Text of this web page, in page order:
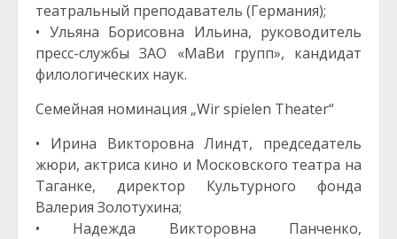
театральный преподаватель (Германия);
• Ульяна Борисовна Ильина, руководитель
пресс-службы ЗАО «МаВи групп», кандидат
филологических наук.
Семейная номинация „Wir spielen Theater“
• Ирина Викторовна Линдт, председатель
жюри, актриса кино и Московского театра на
Таганке, директор Культурного фонда
Валерия Золотухина;
• Надежда Викторовна Панченко,